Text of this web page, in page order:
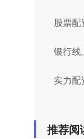
股票
银行线
实力
推荐阅